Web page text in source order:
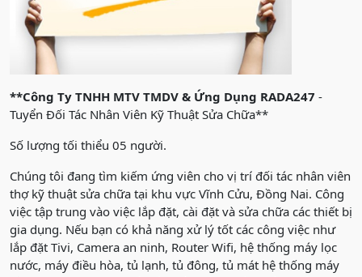
**Công Ty TNHH MTV TMDV & Ứng Dụng RADA247 -
Tuyển Đối Tác Nhân Viên Kỹ Thuật Sửa Chữa**
Số lượng tối thiểu 05 người.
Chúng tôi đang tìm kiếm ứng viên cho vị trí đối tác nhân viên
thợ kỹ thuật sửa chữa tại khu vực Vĩnh Cửu, Đồng Nai. Công
việc tập trung vào việc lắp đặt, cài đặt và sửa chữa các thiết bị
gia dụng. Nếu bạn có khả năng xử lý tốt các công việc như
lắp đặt Tivi, Camera an ninh, Router Wifi, hệ thống máy lọc
nước, máy điều hòa, tủ lạnh, tủ đông, tủ mát hệ thống máy